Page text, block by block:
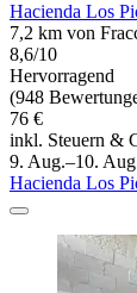
Hacienda Los
7,2 km von
8,6/10
Hervorragend
(948
76 €
inkl. Steuern &
9. Aug.–10.
Hacienda Los